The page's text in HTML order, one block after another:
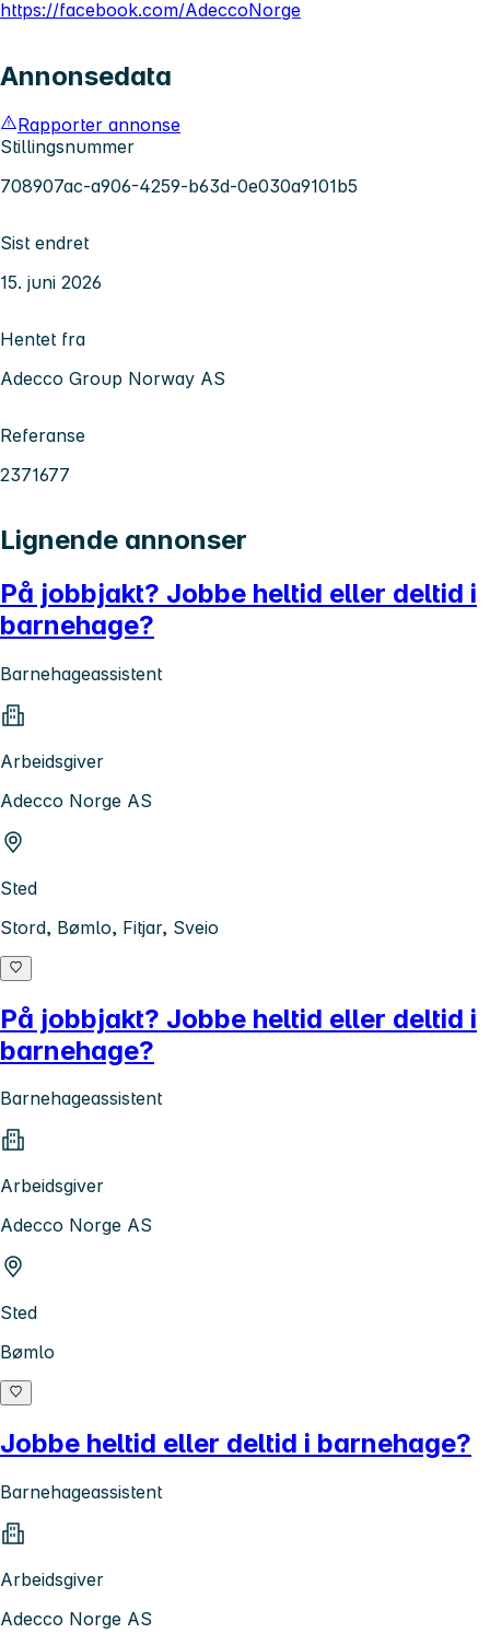
https://facebook.com/AdeccoNorge
Annonsedata
Rapporter annonse
Stillingsnummer
708907ac-a906-4259-b63d-0e030a9101b5
Sist endret
15. juni 2026
Hentet fra
Adecco Group Norway AS
Referanse
2371677
Lignende annonser
På jobbjakt? Jobbe heltid eller deltid i
barnehage?
Barnehageassistent
Arbeidsgiver
Adecco Norge AS
Sted
Stord, Bømlo, Fitjar, Sveio
På jobbjakt? Jobbe heltid eller deltid i
barnehage?
Barnehageassistent
Arbeidsgiver
Adecco Norge AS
Sted
Bømlo
Jobbe heltid eller deltid i barnehage?
Barnehageassistent
Arbeidsgiver
Adecco Norge AS